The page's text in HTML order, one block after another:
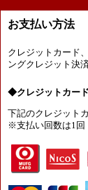
お支払い方法
クレジットカード
ングクレジット決
◆クレジットカー
下記のクレジット
※支払い回数は1回